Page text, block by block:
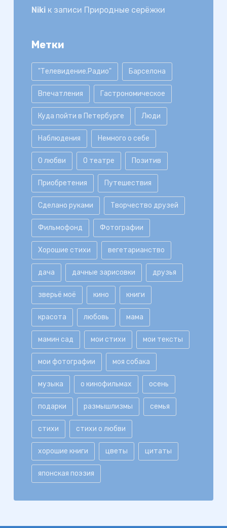
Nikiк записи Природные серёжки
Метки
"Телевидение.Радио" Барселона
Впечатления Гастрономическое
Куда пойти в Петербурге Люди
Наблюдения Немного о себе
О любви О театре Позитив
Приобретения Путешествия
Сделано руками Творчество друзей
Фильмофонд Фотографии
Хорошие стихи вегетарианство
дача дачные зарисовки друзья
зверьё моё кино книги
красота любовь мама
мамин сад мои стихи мои тексты
мои фотографии моя собака
музыка о кинофильмах осень
подарки размышлизмы семья
стихи стихи о любви
хорошие книги цветы цитаты
японская поэзия